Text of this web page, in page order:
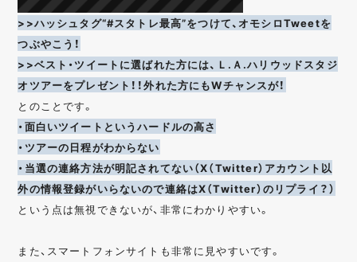
>>ハッシュタグ“#スタトレ最高”をつけて、オモシロTweetを
つぶやこう！
>>ベスト・ツイートに選ばれた方には、Ｌ.Ａ.ハリウッドスタジ
オツアーをプレゼント！！外れた方にもWチャンスが！
とのことです。
・面白いツイートというハードルの高さ
・ツアーの日程がわからない
・当選の連絡方法が明記されてない（X（Twitter）アカウント以
外の情報登録がいらないので連絡はX（Twitter）のリプライ？）
という点は無視できないが、非常にわかりやすい。
また、スマートフォンサイトも非常に見やすいです。